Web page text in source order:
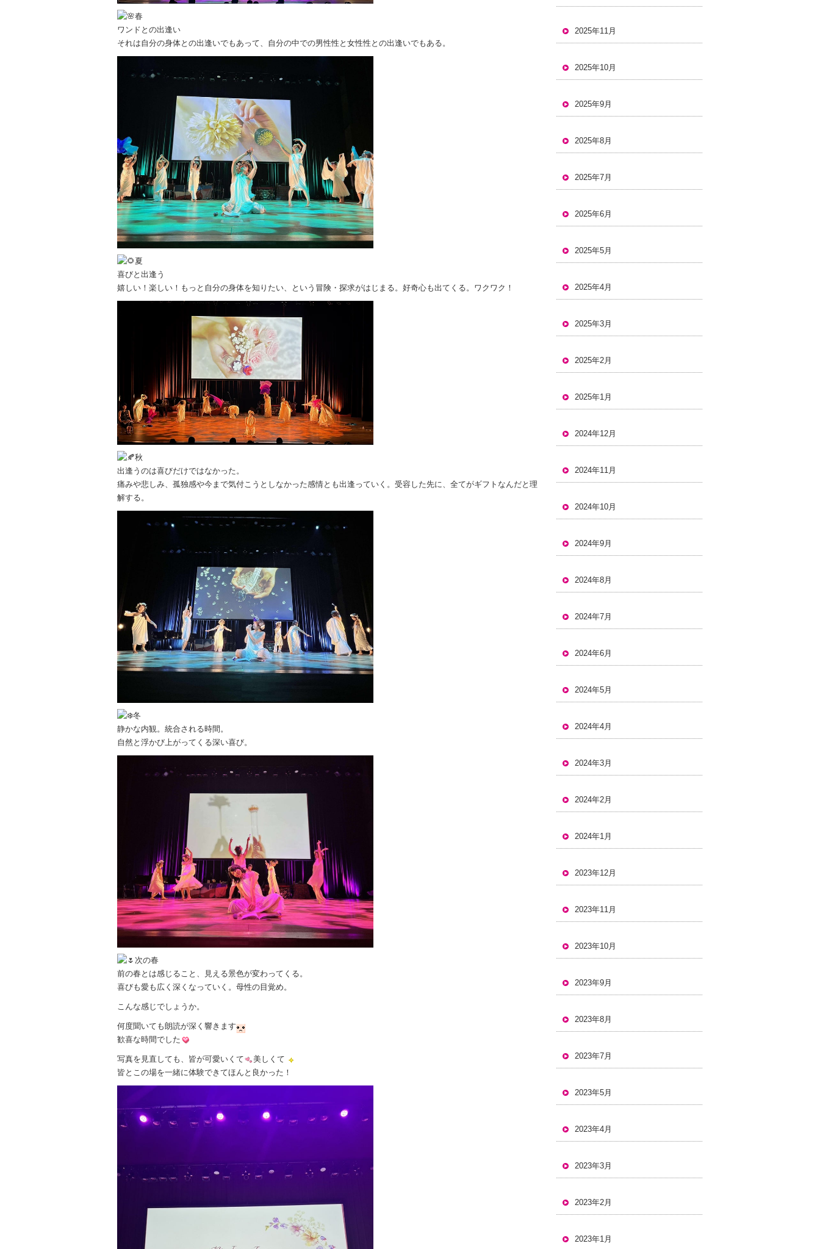
春
ワンドとの出逢い
それは自分の身体との出逢いでもあって、自分の中での男性性と女性性との出逢いでもある。
夏
喜びと出逢う
嬉しい！楽しい！もっと自分の身体を知りたい、という冒険・探求がはじまる。好奇心も出てくる。ワクワク！
秋
出逢うのは喜びだけではなかった。
痛みや悲しみ、孤独感や今まで気付こうとしなかった感情とも出逢っていく。受容した先に、全てがギフトなんだと理
解する。
冬
静かな内観。統合される時間。
自然と浮かび上がってくる深い喜び。
次の春
前の春とは感じること、見える景色が変わってくる。
喜びも愛も広く深くなっていく。母性の目覚め。
こんな感じでしょうか。
何度聞いても朗読が深く響きます
歓喜な時間でした
写真を見直しても、皆が可愛いくて
美しくて
皆とこの場を一緒に体験できてほんと良かった！
2025年11月
2025年10月
2025年9月
2025年8月
2025年7月
2025年6月
2025年5月
2025年4月
2025年3月
2025年2月
2025年1月
2024年12月
2024年11月
2024年10月
2024年9月
2024年8月
2024年7月
2024年6月
2024年5月
2024年4月
2024年3月
2024年2月
2024年1月
2023年12月
2023年11月
2023年10月
2023年9月
2023年8月
2023年7月
2023年5月
2023年4月
2023年3月
2023年2月
2023年1月